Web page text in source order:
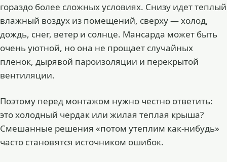
гораздо более сложных условиях. Снизу идет теплый
влажный воздух из помещений, сверху — холод,
дождь, снег, ветер и солнце. Мансарда может быть
очень уютной, но она не прощает случайных
пленок, дырявой пароизоляции и перекрытой
вентиляции.
Поэтому перед монтажом нужно честно ответить:
это холодный чердак или жилая теплая крыша?
Смешанные решения «потом утеплим как-нибудь»
часто становятся источником ошибок.